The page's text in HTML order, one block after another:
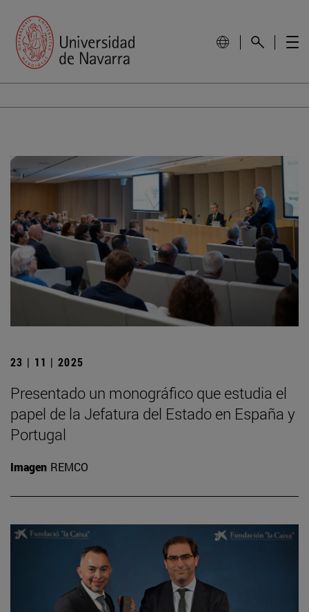
23 | 11 | 2025
Presentado un monográfico que estudia el
papel de la Jefatura del Estado en España y
Portugal
Imagen REMCO